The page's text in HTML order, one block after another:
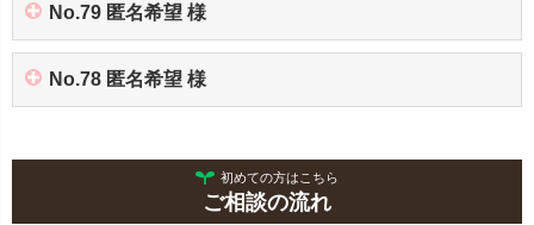
No.79 匿名希望 様
No.78 匿名希望 様
初めての方はこちら
ご相談の流れ